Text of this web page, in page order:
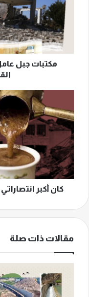
الدمار
وأكلتها
نيران
القنابل
والطائرات
مكتبات جبل
انتصاراتي
اليوم
أنني
صنعتُ
فنجان
قهوة
كان أكبر
مقالات ذات صلة